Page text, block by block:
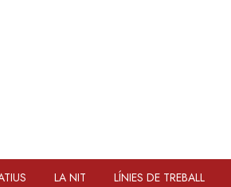
LA NIT LÍNIES DE TREBALL